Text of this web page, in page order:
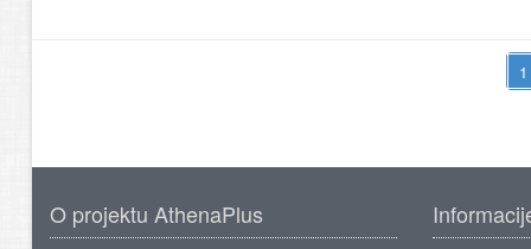
O projektu AthenaPlus